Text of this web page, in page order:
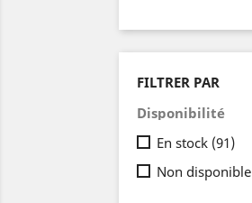
FILTRER PAR
Disponibilité
En stock (91)
Non disponible